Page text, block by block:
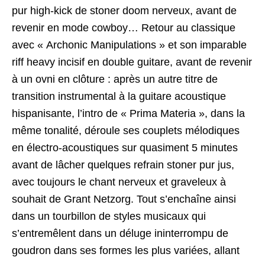
pur high-kick de stoner doom nerveux, avant de
revenir en mode cowboy… Retour au classique
avec « Archonic Manipulations » et son imparable
riff heavy incisif en double guitare, avant de revenir
à un ovni en clôture : après un autre titre de
transition instrumental à la guitare acoustique
hispanisante, l’intro de « Prima Materia », dans la
même tonalité, déroule ses couplets mélodiques
en électro-acoustiques sur quasiment 5 minutes
avant de lâcher quelques refrain stoner pur jus,
avec toujours le chant nerveux et graveleux à
souhait de Grant Netzorg. Tout s’enchaîne ainsi
dans un tourbillon de styles musicaux qui
s’entremêlent dans un déluge ininterrompu de
goudron dans ses formes les plus variées, allant